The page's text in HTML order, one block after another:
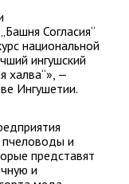
Согласия“
национальной
ингушский
халва“», —
Ингушетии.
пчеловоды и
представят
и